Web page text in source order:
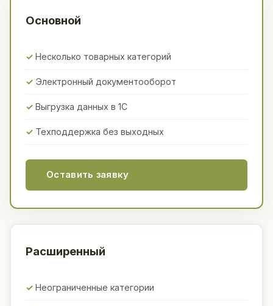
Основной
Несколько товарных категорий
Электронный документооборот
Выгрузка данных в 1С
Техподдержка без выходных
Оставить заявку
Расширенный
Неограниченные категории